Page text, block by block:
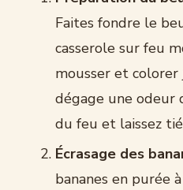
Faites fondre le
casserole sur feu
mousser et colorer
dégage une odeur
du feu et laissez
Écrasage des
bananes en purée